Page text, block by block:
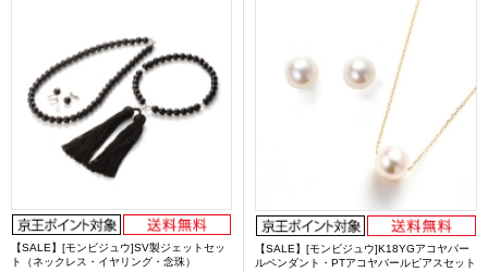
【SALE】[モンビジュウ]SV製ジェットセッ
ト（ネックレス・イヤリング・念珠）
【SALE】[モンビジュウ]K18YGアコヤパー
ルペンダント・PTアコヤパールピアスセット